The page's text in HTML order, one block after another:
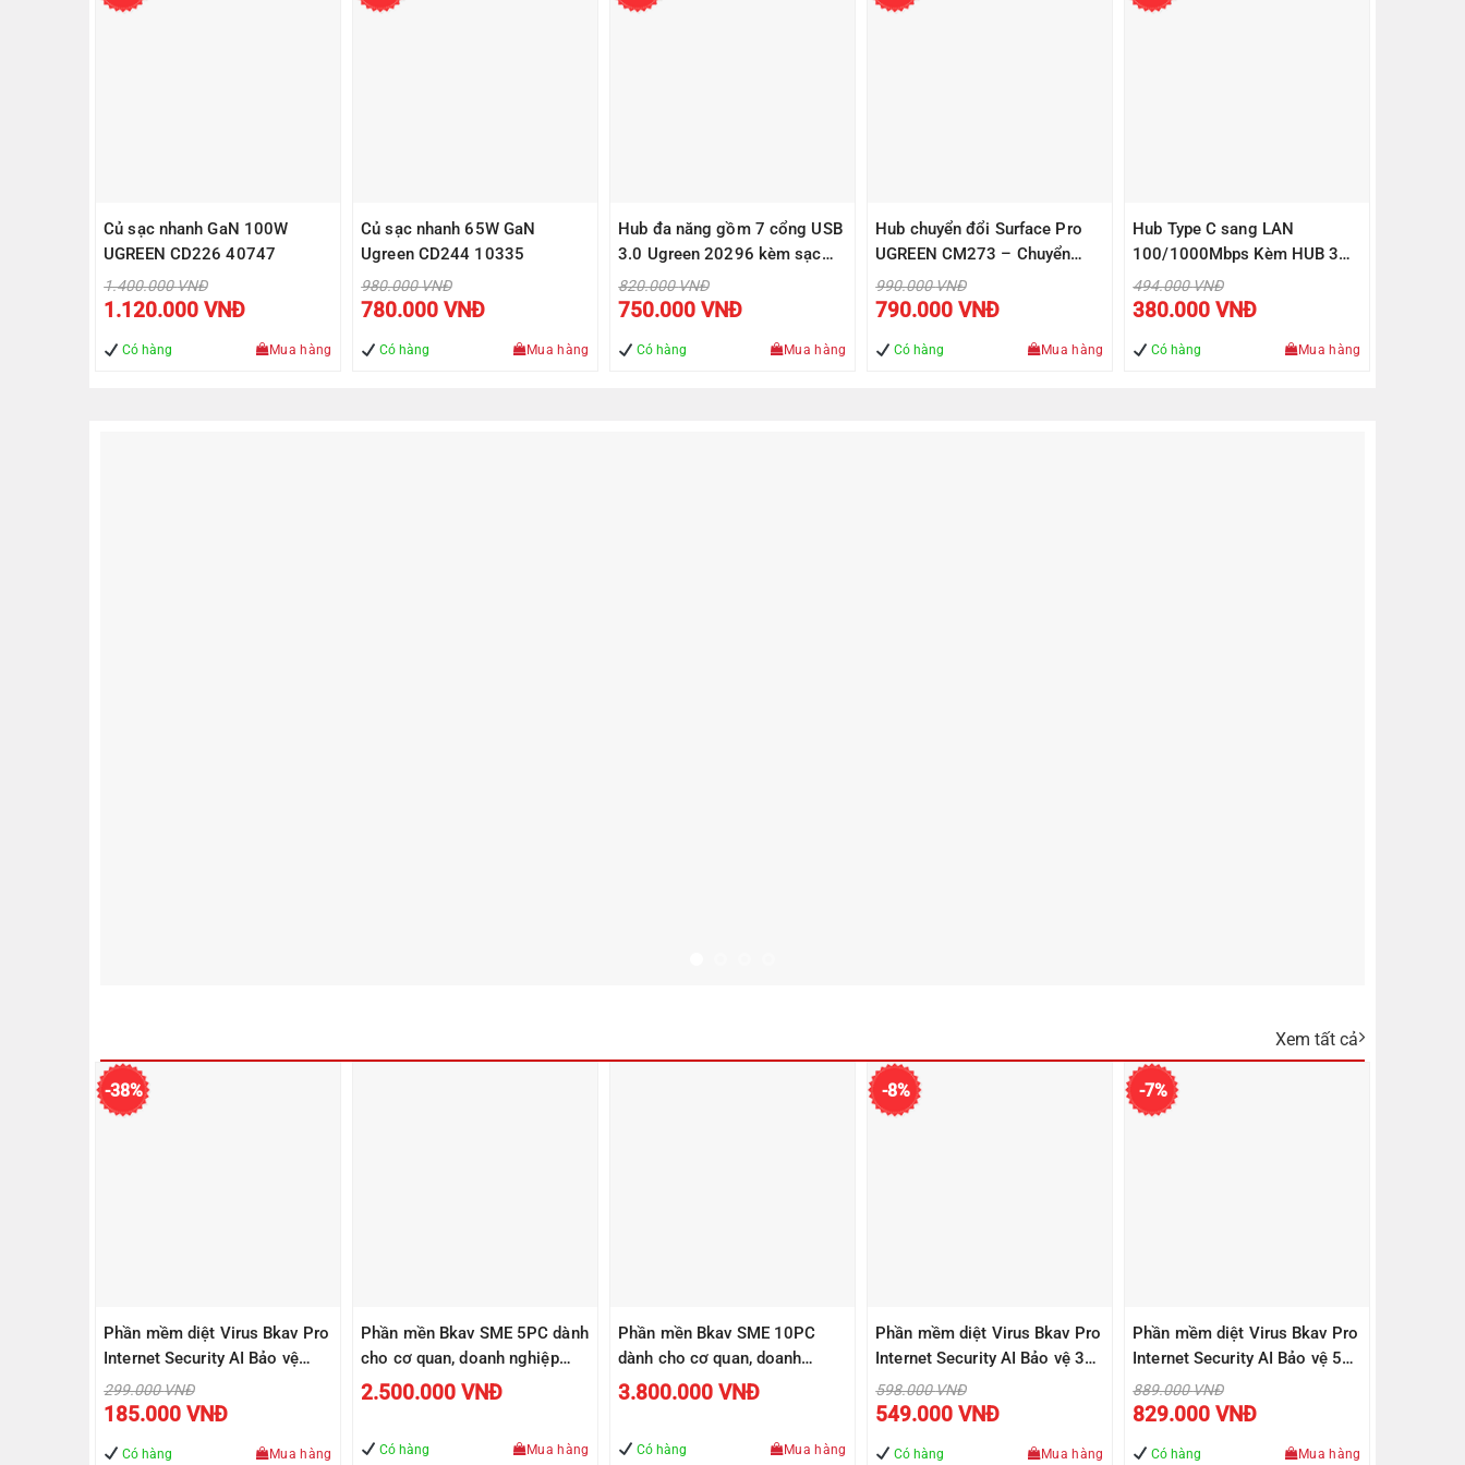
Củ sạc nhanh GaN 100W
UGREEN CD226 40747
1.400.000VNĐ
Giá
gốc
là:
1.120.000VNĐ
là:
1.120.000 VNĐ.
Có hàng Mua hàng
Củ sạc nhanh 65W GaN
Ugreen CD244 10335
980.000VNĐ
Giá
gốc
là:
780.000VNĐ
là:
780.000 VNĐ.
Có hàng Mua hàng
Hub đa năng gồm 7 cổng USB
3.0 Ugreen 20296 kèm sạc
điện thoại, máy tính bảng…
820.000VNĐ
Giá
gốc
là:
750.000VNĐ
là:
750.000 VNĐ.
Có hàng Mua hàng
Hub chuyển đổi Surface Pro
UGREEN CM273 – Chuyển
sang HDMI/USB 3.0/SD/TF
990.000VNĐ
Giá
gốc
là:
790.000VNĐ
là:
790.000 VNĐ.
Có hàng Mua hàng
Hub Type C sang LAN
100/1000Mbps Kèm HUB 3
Cổng USB 3.0 Ugreen 20920
494.000VNĐ
Giá
gốc
là:
380.000VNĐ
là:
380.000 VNĐ.
Có hàng Mua hàng
Xem tất cả
-38%
Phần mềm diệt Virus Bkav Pro
Internet Security AI Bảo vệ
máy tính toàn diện – Dành cho
khách hàng thân thiết
299.000VNĐ
Giá
gốc
là:
185.000VNĐ
là:
Có hàng Mua hàng
Phần mền Bkav SME 5PC dành
cho cơ quan, doanh nghiệp
vừa và nhỏ
2.500.000VNĐ
Có hàng Mua hàng
Phần mền Bkav SME 10PC
dành cho cơ quan, doanh
nghiệp vừa và nhỏ
3.800.000VNĐ
Có hàng Mua hàng
-8%
Phần mềm diệt Virus Bkav Pro
Internet Security AI Bảo vệ 3
máy tính/ 1 năm
598.000VNĐ
Giá
gốc
là:
549.000VNĐ
là:
Có hàng Mua hàng
-7%
Phần mềm diệt Virus Bkav Pro
Internet Security AI Bảo vệ 5
máy tính/ 1 năm
889.000VNĐ
Giá
gốc
là:
829.000VNĐ
là:
Có hàng Mua hàng